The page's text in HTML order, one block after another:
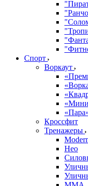
Спорт
Воркаут
Кроссфит
Тренажеры
Нео